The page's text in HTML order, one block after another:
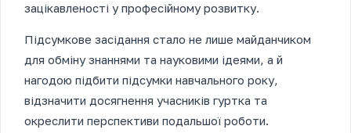
зацікавленості у професійному розвитку.
Підсумкове засідання стало не лише майданчиком
для обміну знаннями та науковими ідеями, а й
нагодою підбити підсумки навчального року,
відзначити досягнення учасників гуртка та
окреслити перспективи подальшої роботи.